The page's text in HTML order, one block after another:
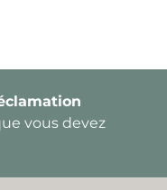
vous devez